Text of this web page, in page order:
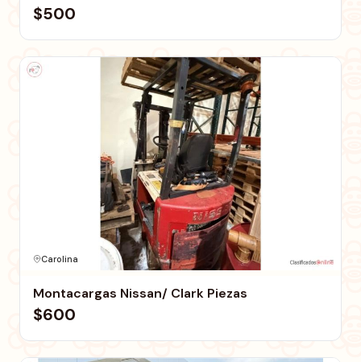
$500
Carolina
Montacargas Nissan/ Clark Piezas
$600